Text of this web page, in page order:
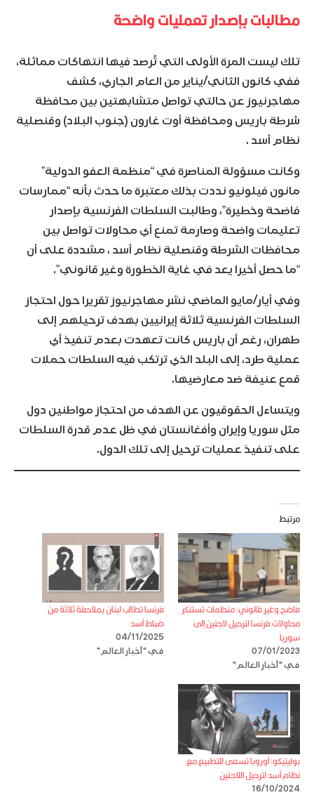
مطالبات بإصدار تعمليات واضحة
تلك ليست المرة الأولى التي تُرصد فيها انتهاكات مماثلة،
ففي كانون الثاني/يناير من العام الجاري، كشف
مهاجرنيوز عن حالتي تواصل متشابهتين بين محافظة
شرطة باريس ومحافظة أوت غارون (جنوب البلاد) وقنصلية
نظام أسد .
وكانت مسؤولة المناصرة في “منظمة العفو الدولية”
مانون فيلونيو نددت بذلك معتبرة ما حدث بأنه “ممارسات
فاضحة وخطيرة”، وطالبت السلطات الفرنسية بإصدار
تعليمات واضحة وصارمة تمنع أي محاولات تواصل بين
محافظات الشرطة وقنصلية نظام أسد ، مشددة على أن
“ما حصل أخيرا يعد في غاية الخطورة وغير قانوني”.
وفي أيار/مايو الماضي نشر مهاجرنيوز تقريرا حول احتجاز
السلطات الفرنسية ثلاثة إيرانيين بهدف ترحيلهم إلى
طهران، رغم أن باريس كانت تعهدت بعدم تنفيذ أي
عملية طرد، إلى البلد الذي ترتكب فيه السلطات حملات
قمع عنيفة ضد معارضيها.
ويتساءل الحقوقيون عن الهدف من احتجاز مواطنين دول
مثل سوريا وإيران وأفغانستان في ظل عدم قدرة السلطات
على تنفيذ عمليات ترحيل إلى تلك الدول.
مرتبط
فاضح وغير قانوني: منظمات تستنكر
محاولات فرنسا لترحيل لاجئين إلى
سوريا
07/01/2023
في "أخبار العالم"
فرنسا تطالب لبنان بملاحقة ثلاثة من
ضباط أسد
04/11/2025
في "أخبار العالم"
بوليتيكو: أوروبا تسعى للتطبيع مع
نظام أسد لترحيل اللاجئين
16/10/2024